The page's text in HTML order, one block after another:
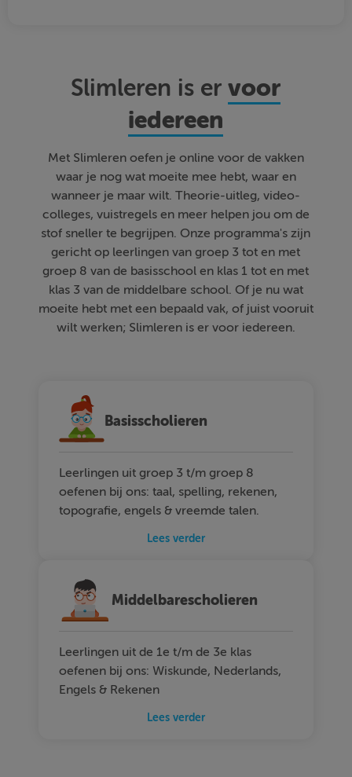
Slimleren is ervoor
iedereen
Met Slimleren oefen je online voor de vakken
waar je nog wat moeite mee hebt, waar en
wanneer je maar wilt. Theorie-uitleg, video-
colleges, vuistregels en meer helpen jou om de
stof sneller te begrijpen. Onze programma's zijn
gericht op leerlingen van groep 3 tot en met
groep 8 van de basisschool en klas 1 tot en met
klas 3 van de middelbare school. Of je nu wat
moeite hebt met een bepaald vak, of juist vooruit
wilt werken; Slimleren is er voor iedereen.
Basisscholieren
Leerlingen uit groep 3 t/m groep 8
oefenen bij ons: taal, spelling, rekenen,
topografie, engels & vreemde talen.
Lees verder
Middelbarescholieren
Leerlingen uit de 1e t/m de 3e klas
oefenen bij ons: Wiskunde, Nederlands,
Engels & Rekenen
Lees verder